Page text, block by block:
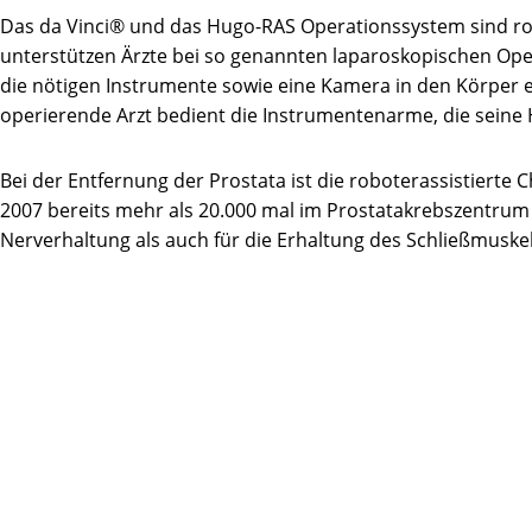
Das da Vinci® und das Hugo-RAS Operationssystem
unterstützen Ärzte bei so genannten laparoskopischen
die nötigen Instrumente sowie eine Kamera in den
operierende Arzt bedient die Instrumentenarme, die
Bei der Entfernung der Prostata ist die roboterassistierte
2007 bereits mehr als 20.000 mal im
Nerverhaltung als auch für die Erhaltung des